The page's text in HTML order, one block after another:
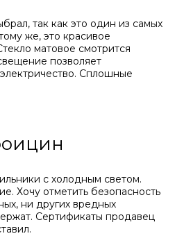
так как это один из самых
же, это красивое
матовое смотрится
позволяет
Сплошные
с холодным светом.
Хочу отметить безопасность
ни других вредных
Сертификаты продавец